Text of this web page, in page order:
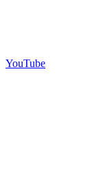
YouTube